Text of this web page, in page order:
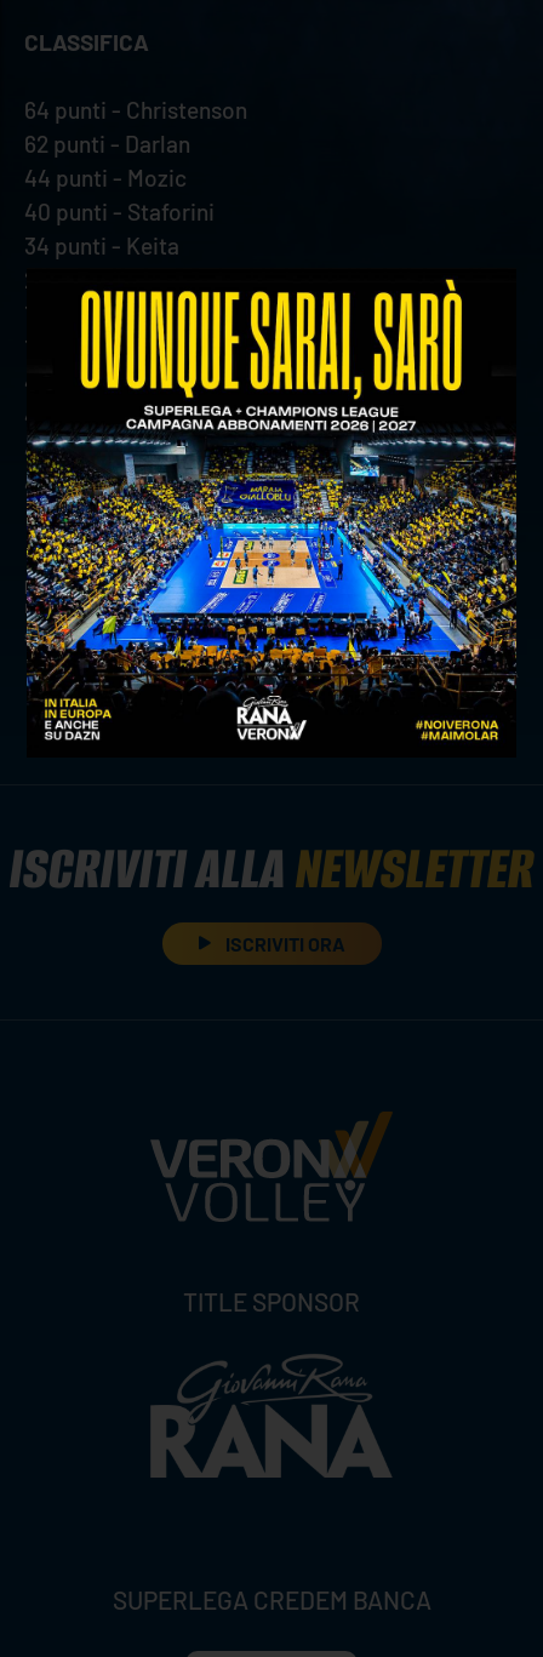
CLASSIFICA
64 punti - Christenson
62 punti - Darlan
44 punti - Mozic
40 punti - Staforini
34 punti - Keita
28 punti - Cortesia
18 punti - Sani
10 punti - D'Amico
4 punti - Valbusa
4 punti - Vitelli
4 punti - Zingel
4 punti - Nedeljkovic
precedente:christenson premiato per la vittoria della al
risparmio noi verona cup
successivo:game review: gara 4 semifinali play off
news prima squadra
ISCRIVITI ALLANEWSLETTER
ISCRIVITI ORA
TITLE SPONSOR
SUPERLEGA CREDEM BANCA